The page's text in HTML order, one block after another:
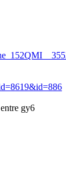
gy6